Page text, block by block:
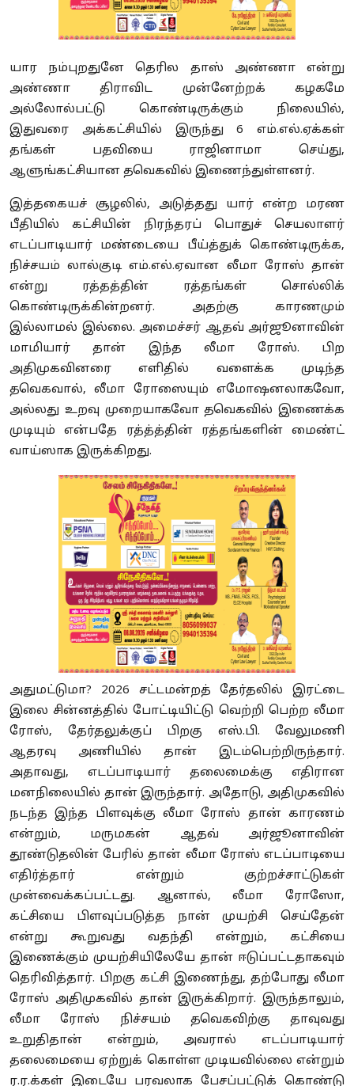
யார நம்புறதுனே தெரில தாஸ் அண்ணா என்று
அண்ணா திராவிட முன்னேற்றக் கழகமே
அல்லோல்பட்டு கொண்டிருக்கும் நிலையில்,
இதுவரை அக்கட்சியில் இருந்து 6 எம்.எல்.ஏக்கள்
தங்கள் பதவியை ராஜினாமா செய்து,
ஆளுங்கட்சியான தவெகவில் இணைந்துள்ளனர்.
இத்தகையச் சூழலில், அடுத்தது யார் என்ற மரண
பீதியில் கட்சியின் நிரந்தரப் பொதுச் செயலாளர்
எடப்பாடியார் மண்டையை பீய்த்துக் கொண்டிருக்க,
நிச்சயம் லால்குடி எம்.எல்.ஏவான லீமா ரோஸ் தான்
என்று ரத்தத்தின் ரத்தங்கள் சொல்லிக்
கொண்டிருக்கின்றனர். அதற்கு காரணமும்
இல்லாமல் இல்லை. அமைச்சர் ஆதவ் அர்ஜூனாவின்
மாமியார் தான் இந்த லீமா ரோஸ். பிற
அதிமுகவினரை எளிதில் வளைக்க முடிந்த
தவெகவால், லீமா ரோஸையும் எமோஷனலாகவோ,
அல்லது உறவு முறையாகவோ தவெகவில் இணைக்க
முடியும் என்பதே ரத்த்த்தின் ரத்தங்களின் மைண்ட்
வாய்ஸாக இருக்கிறது.
அதுமட்டுமா? 2026 சட்டமன்றத் தேர்தலில் இரட்டை
இலை சின்னத்தில் போட்டியிட்டு வெற்றி பெற்ற லீமா
ரோஸ், தேர்தலுக்குப் பிறகு எஸ்.பி. வேலுமணி
ஆதரவு அணியில் தான் இடம்பெற்றிருந்தார்.
அதாவது, எடப்பாடியார் தலைமைக்கு எதிரான
மனநிலையில் தான் இருந்தார். அதோடு, அதிமுகவில்
நடந்த இந்த பிளவுக்கு லீமா ரோஸ் தான் காரணம்
என்றும், மருமகன் ஆதவ் அர்ஜூனாவின்
தூண்டுதலின் பேரில் தான் லீமா ரோஸ் எடப்பாடியை
எதிர்த்தார் என்றும் குற்றச்சாட்டுகள்
முன்வைக்கப்பட்டது. ஆனால், லீமா ரோஸோ,
கட்சியை பிளவுப்படுத்த நான் முயற்சி செய்தேன்
என்று கூறுவது வதந்தி என்றும், கட்சியை
இணைக்கும் முயற்சியிலேயே தான் ஈடுப்பட்டதாகவும்
தெரிவித்தார். பிறகு கட்சி இணைந்து, தற்போது லீமா
ரோஸ் அதிமுகவில் தான் இருக்கிறார். இருந்தாலும்,
லீமா ரோஸ் நிச்சயம் தவெகவிற்கு தாவுவது
உறுதிதான் என்றும், அவரால் எடப்பாடியார்
தலைமையை ஏற்றுக் கொள்ள முடியவில்லை என்றும்
ர.ர.க்கள் இடையே பரவலாக பேசப்பட்டுக் கொண்டு